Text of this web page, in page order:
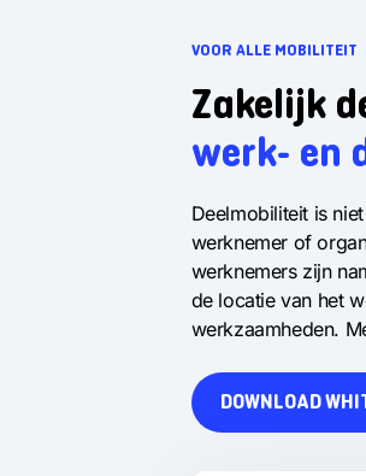
VOOR ALLE MOBILITEIT
Zakelijk
werk- en
Deelmobiliteit is
werknemer of
werknemers zijn
de locatie van het
werkzaamheden.
DOWNLOAD